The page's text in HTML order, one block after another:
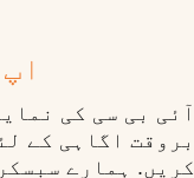
آئی بی سی کی
بروقت اگاہی کے
کریں. ہمارے